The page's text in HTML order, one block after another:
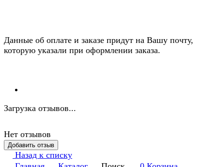
Данные об оплате и заказе придут на Вашу почту,
которую указали при оформлении заказа.
Загрузка отзывов...
Нет отзывов
Добавить отзыв
Назад к списку